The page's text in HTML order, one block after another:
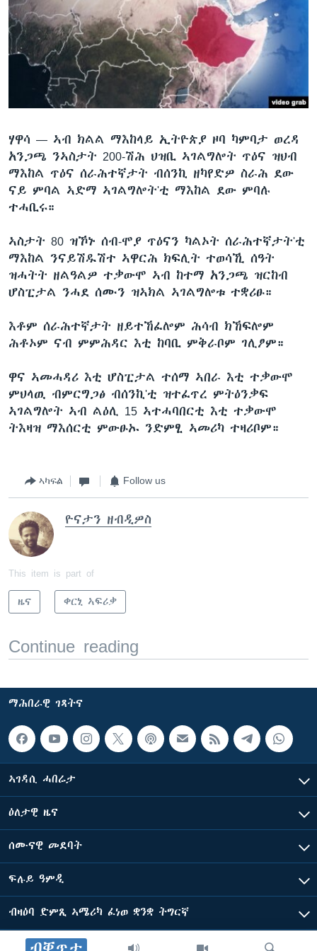
ቂሔ ጽልሚ
ቋንቋታት
ሃዋሳ — ኣብ ክልል ማእከላይ ኢትዮጵያ ዞባ ካምባታ ወረዳ
አንጋጫ ንኣስታት 200-ሽሕ ህዝቢ ኣገልግሎት ጥዕና ዝህብ
ማእከል ጥዕና ሰራሕተኛታት ብሰንኪ ዘካየድዎ ስራሕ ደው
ናይ ምባል ኣድማ ኣገልግሎት'ቲ ማእከል ደው ምባሉ
ተሓቢሩ።
ኣስታት 80 ዝኾኑ ሰብ-ሞያ ጥዕናን ካልኦት ሰራሕተኛታት'ቲ
ማእከል ንናይሽዱሽተ ኣዋርሕ ክፍሊት ተወሳኺ ሰዓት
ዝሓትት ዘልዓልዎ ተቃውሞ ኣብ ከተማ አንጋጫ ዝርከብ
ሆስፒታል ንሓደ ሰሙን ዝኣክል ኣገልግሎቱ ተቋሪፁ።
እቶም ሰራሕተኛታት ዘይተኸፈሎም ሕሳብ ክኸፍሎም
ሕቶኦም ናብ ምምሕዳር እቲ ከባቢ ምቅራቦም ገሊፆም።
ዋና ኣመሓዳሪ እቲ ሆስፒታል ተሰማ ኣበራ እቲ ተቃውሞ
ምህላዉ ብምርግጋፅ ብሰንኪ'ቲ ዝተፈጥረ ምትዕንቃፍ
ኣገልግሎት ኣብ ልዕሊ 15 ኣተሓባበርቲ እቲ ተቃውሞ
ትእዛዝ ማእሰርቲ ምውፁኡ ንድምፂ ኣመሪካ ተዛሪቦም።
ኣካፍል Follow us
ዮናታን ዘብዲዎስ
This item is part of
ዜና ቀርኒ ኣፍሪቃ
Continue reading
ማሕበራዊ ገጻትና
ኣገዳሲ ሓበሬታ
ዕለታዊ ዜና
ሰሙናዊ መደባት
ፍሉይ ዓምዲ
ብዛዕባ ድምጺ ኣሜሪካ ፈነወ ቋንቋ ትግርኛ
ድምጺ ኣመሪካ ብመሰል ጸሓፊ ዝተሓለወዩ።